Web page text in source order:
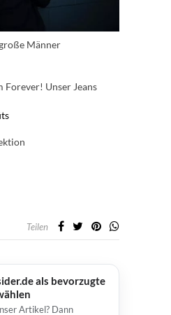
Männer
Forever! Unser Jeans
Teilen
als bevorzugte
Artikel? Dann